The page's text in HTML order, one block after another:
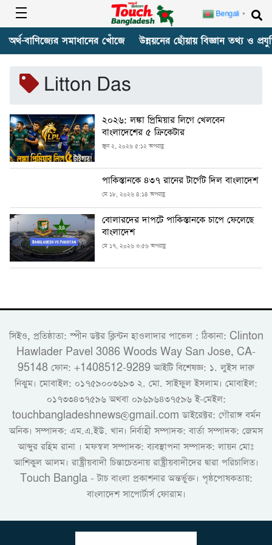
অর্থ-বাণিজ্যের সমাধানের খোঁজে উন্নয়নের ছোঁয়ায় বিজ্ঞান তথ্য ও
Litton Das
২০২৬: লঙ্কা প্রিমিয়ার লিগে খেলবেন
বাংলাদেশের ৫ ক্রিকেটার
জুন ২, ২০২৬ ৫:১২ অপরাহ্ণ
পাকিস্তানকে ৪৩৭ রানের টার্গেট দিল বাংলাদেশ
মে ১৮, ২০২৬ ৪:১৪ অপরাহ্ণ
বোলারদের দাপটে পাকিস্তানকে চাপে ফেলেছে
বাংলাদেশ
মে ১৭, ২০২৬ ৩:৫৬ অপরাহ্ণ
সিইও, প্রতিষ্ঠাতা: স্পীন ডক্টর ক্লিন্টন হাওলাদার পাভেল : ঠিকানা: Clinton
Hawlader Pavel 3086 Woods Way San Jose, CA-
95148 ফোন: +1408512-9289 আইটি বিশেষজ্ঞ: ১. লুইস দারু
নিঝুম। ‎মোবাইল: ০১৭৫৯০০৩৬৯৩ ২. মো. সাইফুল ইসলাম। মোবাইল:
০১৭৩৩৪৩৭৫৯৬ অথবা ০৯৬৯৬৪৩৭৫৯৬ ই-মেইল:
touchbangladeshnews@gmail.com ডাইরেক্টর: গৌরাঙ্গ বর্মন
অনিক। সম্পাদক: এম.এ.ইউ. খান। নির্বাহী সম্পাদক: বার্তা সম্পাদক: জেমস
আব্দুর রহিম রানা । মফস্বল সম্পাদক: ব্যবস্থাপনা সম্পাদক: লায়ন মোঃ
আশিকুল আলম। রাষ্ট্রীয়বাদী চিন্তাচেতনায় রাষ্ট্রীয়বাদীদের দ্বারা পরিচালিত।
Touch Bangla - টাচ বাংলা প্রকাশনার অন্তর্ভুক্ত। পৃষ্ঠপোষকতায়:
বাংলাদেশ সাপোর্টার্স ফোরাম।
Bengali ▼